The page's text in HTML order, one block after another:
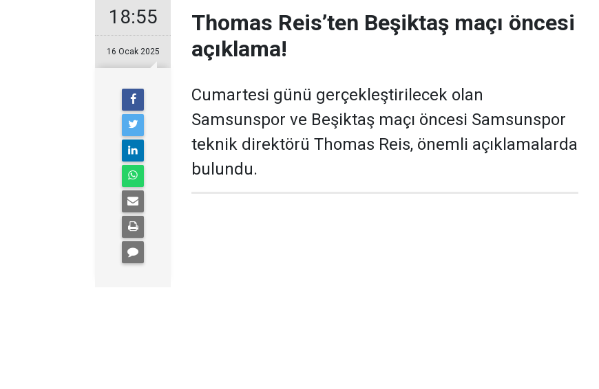
18:55
16 Ocak 2025
Thomas Reis’ten Beşiktaş maçı öncesi
açıklama!
Cumartesi günü gerçekleştirilecek olan
Samsunspor ve Beşiktaş maçı öncesi Samsunspor
teknik direktörü Thomas Reis, önemli açıklamalarda
bulundu.